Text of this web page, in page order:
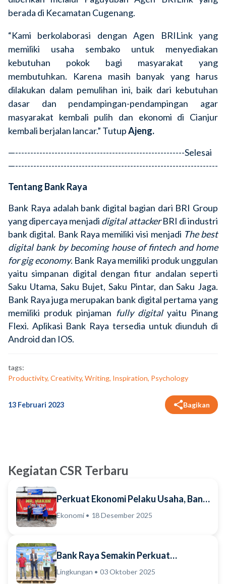
berada di Kecamatan Cugenang.
“Kami berkolaborasi dengan Agen BRILink yang
memiliki usaha sembako untuk menyediakan
kebutuhan pokok bagi masyarakat yang
membutuhkan. Karena masih banyak yang harus
dilakukan dalam pemulihan ini, baik dari kebutuhan
dasar dan pendampingan-pendampingan agar
masyarakat kembali pulih dan ekonomi di Cianjur
kembali berjalan lancar.” TutupAjeng.
—--------------------------------------------------------Selesai
—-------------------------------------------------------------------
Tentang Bank Raya
Bank Raya adalah bank digital bagian dari BRI Group
yang dipercaya menjadi digital attackerBRI di industri
bank digital. Bank Raya memiliki visi menjadi The best
digital bank by becoming house of fintech and home
for gig economy. Bank Raya memiliki produk unggulan
yaitu simpanan digital dengan fitur andalan seperti
Saku Utama, Saku Bujet, Saku Pintar, dan Saku Jaga.
Bank Raya juga merupakan bank digital pertama yang
memiliki produk pinjaman fully digitalyaitu Pinang
Flexi. Aplikasi Bank Raya tersedia untuk diunduh di
Android dan IOS.
tags:
Productivity, Creativity, Writing, Inspiration, Psychology
13 Februari 2023 Bagikan
Kegiatan CSR Terbaru
Perkuat Ekonomi Pelaku Usaha, Bank
Raya Serahkan Dukungan Prasarana
Ekonomi • 18 Desember 2025
Bank Raya Semakin Perkuat
Komitmen Implementasi Ekosistem
Lingkungan • 03 Oktober 2025